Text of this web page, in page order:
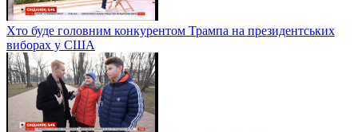
Хто буде головним конкурентом Трампа на президентських
виборах у США